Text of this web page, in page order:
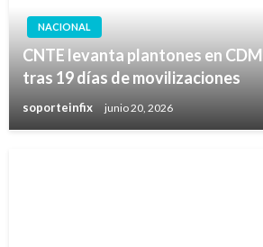
NACIONAL
CNTE levanta plantones en
tras 19 días de movilizaciones
soporteinfix junio 20, 2026